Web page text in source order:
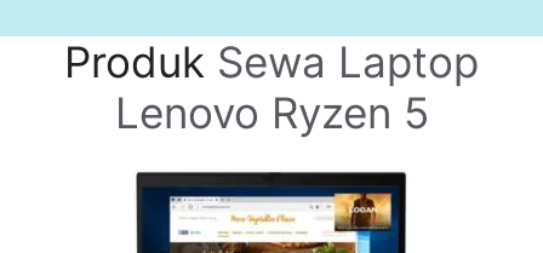
Produk Sewa Laptop
Lenovo Ryzen 5